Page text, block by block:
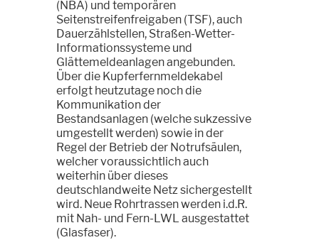
(NBA) und temporären
Seitenstreifenfreigaben (TSF), auch
Dauerzählstellen, Straßen-Wetter-
Informationssysteme und
Glättemeldeanlagen angebunden.
Über die Kupferfernmeldekabel
erfolgt heutzutage noch die
Kommunikation der
Bestandsanlagen (welche sukzessive
umgestellt werden) sowie in der
Regel der Betrieb der Notrufsäulen,
welcher voraussichtlich auch
weiterhin über dieses
deutschlandweite Netz sichergestellt
wird. Neue Rohrtrassen werden i.d.R.
mit Nah- und Fern-LWL ausgestattet
(Glasfaser).